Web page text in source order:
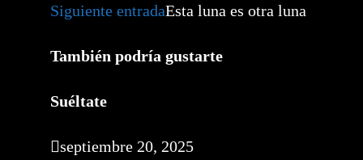
artículos
Siguiente entradaEsta luna es otra luna
También podría gustarte
Suéltate
septiembre 20, 2025